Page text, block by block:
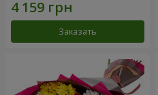
Заказать